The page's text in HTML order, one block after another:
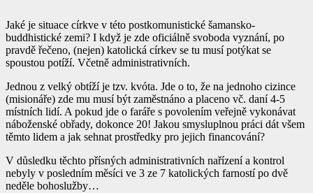
Jaké je situace církve v této postkomunistické šamansko-
buddhistické zemi? I když je zde oficiálně svoboda vyznání, po
pravdě řečeno, (nejen) katolická církev se tu musí potýkat se
spoustou potíží. Včetně administrativních.
Jednou z velký obtíží je tzv. kvóta. Jde o to, že na jednoho cizince
(misionáře) zde mu musí být zaměstnáno a placeno vč. daní 4-5
místních lidí. A pokud jde o faráře s povolením veřejně vykonávat
náboženské obřady, dokonce 20! Jakou smysluplnou práci dát všem
těmto lidem a jak sehnat prostředky pro jejich financování?
V důsledku těchto přísných administrativních nařízení a kontrol
nebyly v posledním měsíci ve 3 ze 7 katolických farností po dvě
neděle bohoslužby…